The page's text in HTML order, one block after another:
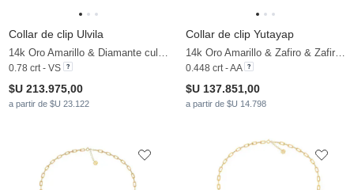
Collar de clip Ulvila
14k Oro Amarillo & Diamante cultivado en laboratorio
0.78 crt - VS
$U 213.975,00
a partir de $U 23.122
Collar de clip Yutayap
14k Oro Amarillo & Zafiro & Zafiro blanco
0.448 crt - AA
$U 137.851,00
a partir de $U 14.798